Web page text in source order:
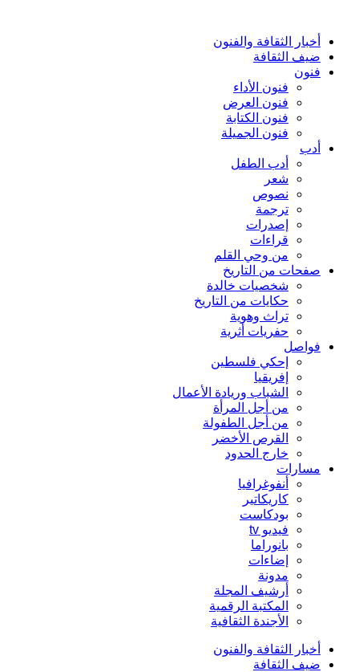
أخبار الثقافة والفنون
ضيف الثقافة
فنون
فنون الأداء
فنون العرض
فنون الكتابة
فنون الجميلة
أدب
أدب الطفل
شعر
نصوص
ترجمة
إصدرات
قراءات
من وحي القلم
صفحات من التاريخ
شخصيات خالدة
حكايات من التاريخ
تراث وهوية
حفريات أثرية
فواصل
إحكي فلسطين
إفريقيا
الشباب وريادة الأعمال
من أجل المرأة
من أجل الطفولة
القرص الأخضر
خارج الحدود
مسارات
أنفوغرافيا
كاريكاتير
بودكاست
فيديو tv
بانوراما
إضاءات
مدونة
أرشيف المجلة
المكتبة الرقمية
الأجندة الثقافية
أخبار الثقافة والفنون
ضيف الثقافة